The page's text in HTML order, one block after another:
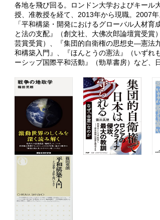
各地を飛び回る。ロンドン大学およびキール
授、准教授を経て、2013年から現職。2007
「平和構築・開発におけるグローバル人材
と法の支配』（創文社、大佛次郎論壇賞受
芸賞受賞）、『集団的自衛権の思想史―憲法
和構築入門』、『ほんとうの憲法』（いずれ
ーシップ国際平和活動』（勁草書房）など、